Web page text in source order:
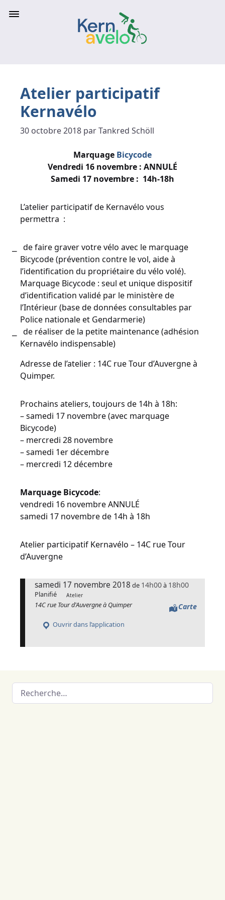
Atelier participatif
Kernavélo
30 octobre 2018 par Tankred Schöll
Marquage Bicycode
Vendredi 16 novembre : ANNULÉ
Samedi 17 novembre : 14h-18h
L’atelier participatif de Kernavélo vous
permettra :
de faire graver votre vélo avec le marquage
Bicycode (prévention contre le vol, aide à
l’identification du propriétaire du vélo volé).
Marquage Bicycode : seul et unique dispositif
d’identification validé par le ministère de
l’Intérieur (base de données consultables par
Police nationale et Gendarmerie)
de réaliser de la petite maintenance (adhésion
Kernavélo indispensable)
Adresse de l’atelier : 14C rue Tour d’Auvergne à
Quimper.
Prochains ateliers, toujours de 14h à 18h:
– samedi 17 novembre (avec marquage
Bicycode)
– mercredi 28 novembre
– samedi 1er décembre
– mercredi 12 décembre
Marquage Bicycode:
vendredi 16 novembre ANNULÉ
samedi 17 novembre de 14h à 18h
Atelier participatif Kernavélo – 14C rue Tour
d’Auvergne
samedi 17 novembre 2018 de 14h00à 18h00
Planifié Atelier
14C rue Tour d'Auvergne à Quimper Carte
Ouvrir dans l’application